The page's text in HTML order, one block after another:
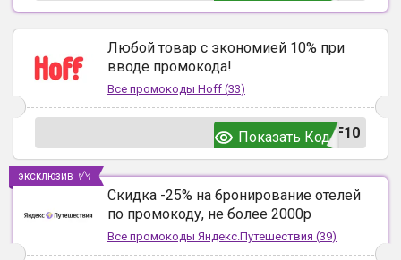
Любой товар с экономией 10% при
вводе промокода!
Все промокоды Hoff (33)
F10
Показать Код
Скидка -25% на бронирование отелей
по промокоду, не более 2000р
Все промокоды Яндекс.Путешествия (39)
эксклюзив